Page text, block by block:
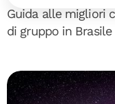
Guida alle migliori
di gruppo in Brasile